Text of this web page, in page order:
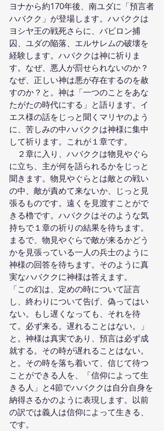
ヨナから約170年後、南ユダに「預言者
ハバクク」が登場します。ハバククは
ヨシヤ王の戦死さらに、バビロン捕
囚、ユダの陥落、エルサレムの破壊を
経験します。ハバククは神に祈りま
す。なぜ、悪人が罰せられないのか？
なぜ、正しい神は悪が存在するのを赦
すのか？と。神は「一つのことをあな
たがたの時代にする」と語ります。イ
エス様の話をじっと聞くマリヤのよう
に、苦しみの中ハバククは神様に集中
して祈ります。これが１章です。
２章に入り、ハバククは物見やぐら
に立ち、主が何を語られるかをじっと
聞きます。物見やぐらとは敵との戦い
の中、敵が責めて来ないか、じっと見
張るものです。遠くを見渡すことがで
きる櫓です。ハバククはそのような気
持ちで１章の祈りの結果を待ちます。
まるで、物見やぐらで敵が来るかどう
かを見張っている一人の兵士のように
神様の回答を待ちます。そのように真
実なハバククに神様は答えます。
「この幻は、定めの時について証言
し、終わりについて告げ、偽ってはい
ない。もし遅くなっても、それを待
て。必ず来る。遅れることはない。」
と。神様は真実であり、預言は必ず成
就する。その時が遅れることはない。
と。その時を落ち着いて、信じて待つ
ことができる人を、「信仰によって生
きる人」と4節でハバククは自分自身を
納得さるかのように表現します。以前
の訳では義人は信仰によって生きる、
です。